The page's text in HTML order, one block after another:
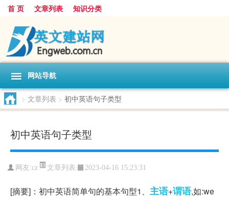
首 页 文章列表 知识分类
网站导航
> 文章列表 > 初中英语句子类型
初中英语句子类型
网友:cz 文章列表 2023-04-16 15:23:31
[摘要]：初中英语简单句的基本句型1、 主语+谓语,如:we